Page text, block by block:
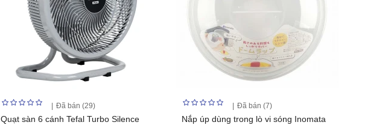
Đã bán (29)
Quạt sàn 6 cánh Tefal Turbo Silence
Đã bán (7)
Nắp úp dùng trong lò vi sóng Inomata